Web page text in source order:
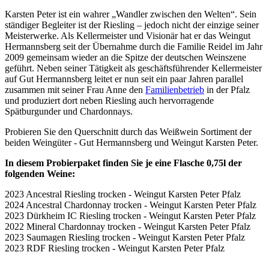
Karsten Peter ist ein wahrer „Wandler zwischen den Welten“. Sein
ständiger Begleiter ist der Riesling – jedoch nicht der einzige seiner
Meisterwerke. Als Kellermeister und Visionär hat er das Weingut
Hermannsberg seit der Übernahme durch die Familie Reidel im Jahr
2009 gemeinsam wieder an die Spitze der deutschen Weinszene
geführt. Neben seiner Tätigkeit als geschäftsführender Kellermeister
auf Gut Hermannsberg leitet er nun seit ein paar Jahren parallel
zusammen mit seiner Frau Anne den Familienbetrieb in der Pfalz
und produziert dort neben Riesling auch hervorragende
Spätburgunder und Chardonnays.
Probieren Sie den Querschnitt durch das Weißwein Sortiment der
beiden Weingüter - Gut Hermannsberg und Weingut Karsten Peter.
In diesem Probierpaket finden Sie je eine Flasche 0,75l der
folgenden Weine:
2023 Ancestral Riesling trocken - Weingut Karsten Peter Pfalz
2024 Ancestral Chardonnay trocken - Weingut Karsten Peter Pfalz
2023 Dürkheim IC Riesling trocken - Weingut Karsten Peter Pfalz
2022 Mineral Chardonnay trocken - Weingut Karsten Peter Pfalz
2023 Saumagen Riesling trocken - Weingut Karsten Peter Pfalz
2023 RDF Riesling trocken - Weingut Karsten Peter Pfalz